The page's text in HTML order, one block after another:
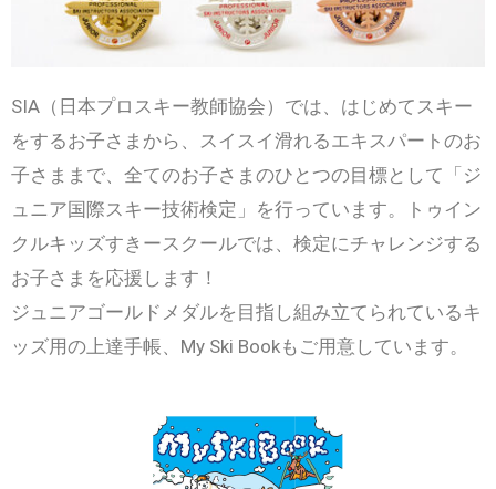
SIA（日本プロスキー教師協会）では、はじめてスキー
をするお子さまから、スイスイ滑れるエキスパートのお
子さままで、全てのお子さまのひとつの目標として「ジ
ュニア国際スキー技術検定」を行っています。トゥイン
クルキッズすきースクールでは、検定にチャレンジする
お子さまを応援します！
ジュニアゴールドメダルを目指し組み立てられているキ
ッズ用の上達手帳、My Ski Bookもご用意しています。